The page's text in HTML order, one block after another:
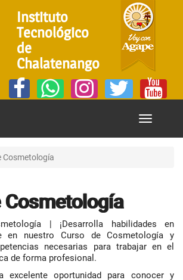
Instituto
Tecnológico
de
Chalatenango
Mostrar
Cosmetología
Cosmetología
| ¡Desarrolla habilidades en
en nuestro Curso de Cosmetología y
necesarias para trabajar en el
de forma profesional.
excelente oportunidad para conocer y